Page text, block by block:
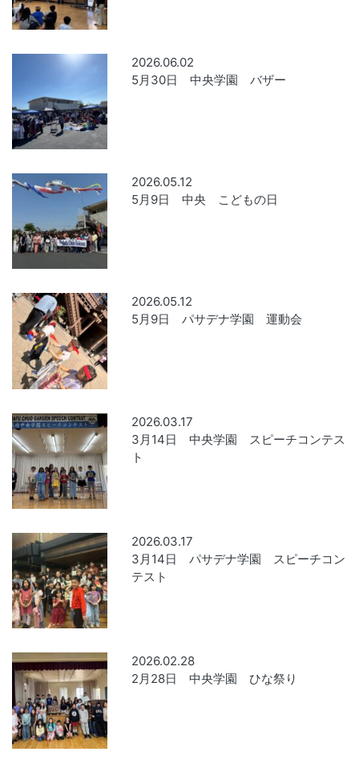
2026.06.02
5月30日 中央学園 バザー
2026.05.12
5月9日 中央 こどもの日
2026.05.12
5月9日 パサデナ学園 運動会
2026.03.17
3月14日 中央学園 スピーチコンテス
ト
2026.03.17
3月14日 パサデナ学園 スピーチコン
テスト
2026.02.28
2月28日 中央学園 ひな祭り